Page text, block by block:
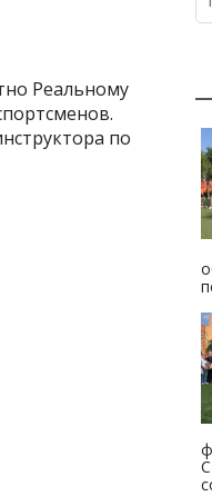
Реальному
по